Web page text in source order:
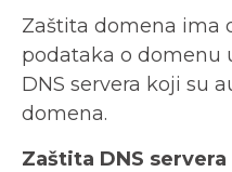
Zaštita domena ima
podataka o domenu
DNS servera koji su
domena.
Zaštita DNS servera